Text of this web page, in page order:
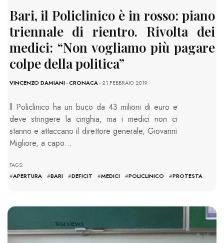
Bari, il Policlinico è in rosso: piano
triennale di rientro. Rivolta dei
medici: “Non vogliamo più pagare
colpe della politica”
VINCENZO DAMIANI-CRONACA- 21 FEBBRAIO 2019
ll Policlinico ha un buco da 43 milioni di euro e
deve stringere la cinghia, ma i medici non ci
stanno e attaccano il direttore generale, Giovanni
Migliore, a capo…
TAGS:
#APERTURA #BARI #DEFICIT #MEDICI #POLICLINICO #PROTESTA
1934 VIEWS